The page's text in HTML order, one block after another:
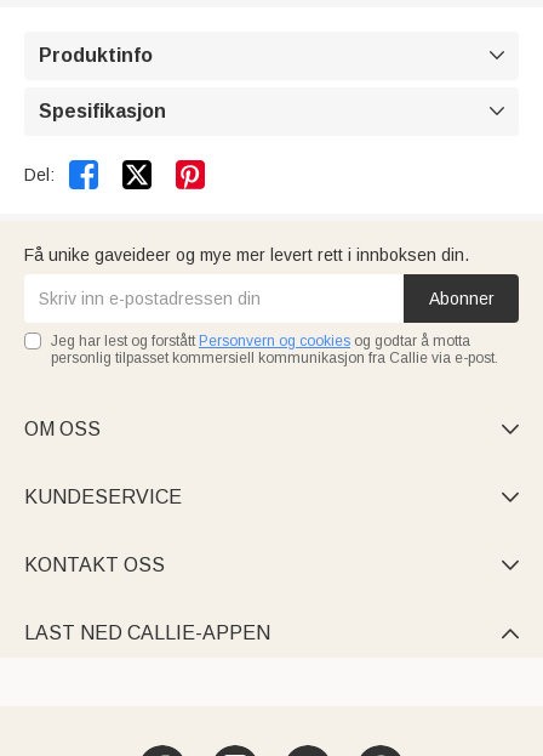
Produktinfo 
Spesifikasjon 
Del:  
Få unike gaveideer og mye mer levert rett i innboksen din.
Abonner
Jeg har lest og forstått Personvern og cookies og godtar å motta
personlig tilpasset kommersiell kommunikasjon fra Callie via e-post.
OM OSS 
KUNDESERVICE 
KONTAKT OSS 
LAST NED CALLIE-APPEN 